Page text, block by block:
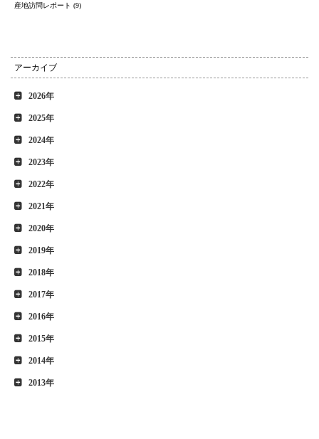
産地訪問レポート (9)
アーカイブ
2026年
2025年
2024年
2023年
2022年
2021年
2020年
2019年
2018年
2017年
2016年
2015年
2014年
2013年